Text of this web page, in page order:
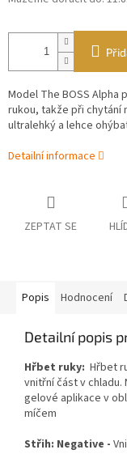
Model The BOSS
rukou, takže při chytání
ultralehký a lehce
Detailní informace
ZEPTAT SE
Popis Hodnocení
Detailní popis
Hřbet ruky: Hřbet
vnitřní část v
gelové aplikace v
míčem
Střih: Negative -